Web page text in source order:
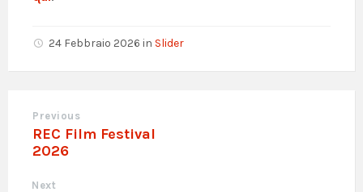
24 Febbraio 2026 in Slider
Previous
REC Film Festival
2026
Next